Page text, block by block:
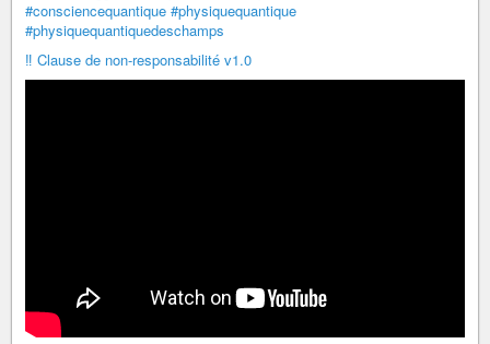
#consciencequantique #physiquequantique
#physiquequantiquedeschamps
‼️ Clause de non-responsabilité v1.0